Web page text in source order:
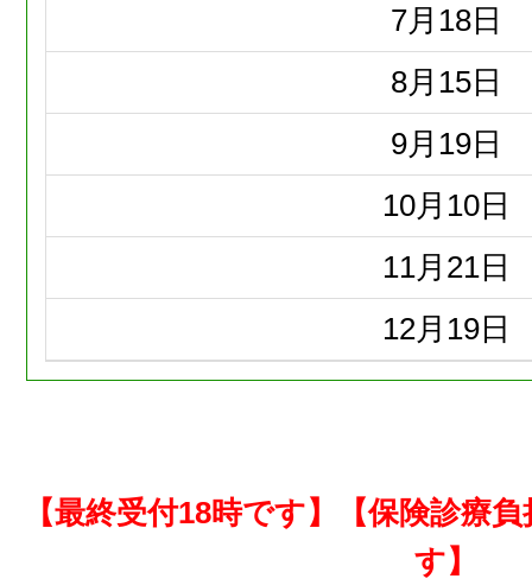
7月 18日
8月 15日
9月 19日
10月 10日
11月 21日
12月 19日
【最終受付18時です】【保険診療
す】